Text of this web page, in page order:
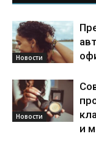
Новости
Новости
и